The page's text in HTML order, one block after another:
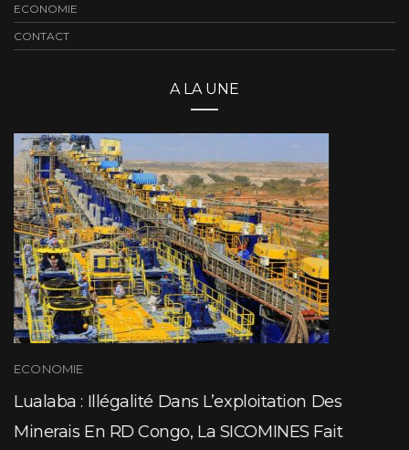
ECONOMIE
CONTACT
A LA UNE
ECONOMIE
Lualaba : Illégalité Dans L’exploitation Des
Minerais En RD Congo, La SICOMINES Fait